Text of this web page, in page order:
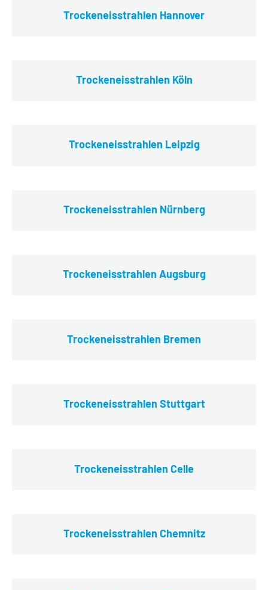
Trockeneisstrahlen Hannover
Trockeneisstrahlen Köln
Trockeneisstrahlen Leipzig
Trockeneisstrahlen Nürnberg
Trockeneisstrahlen Augsburg
Trockeneisstrahlen Bremen
Trockeneisstrahlen Stuttgart
Trockeneisstrahlen Celle
Trockeneisstrahlen Chemnitz